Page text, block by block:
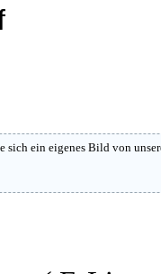
sich ein eigenes Bild von